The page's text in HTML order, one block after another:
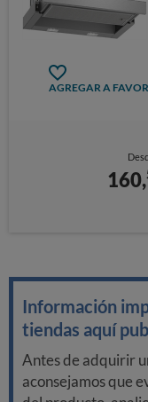
AGREGAR A
160,
Información
tiendas aquí
Antes de adquirir
aconsejamos que